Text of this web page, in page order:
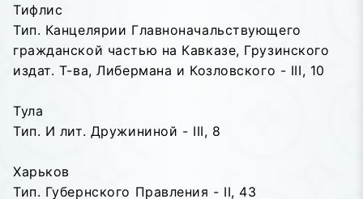
Тифлис
Тип. Канцелярии Главноначальствующего
гражданской частью на Кавказе, Грузинского
издат. Т-ва, Либермана и Козловского - III, 10
Тула
Тип. И лит. Дружининой - III, 8
Харьков
Тип. Губернского Правления - II, 43